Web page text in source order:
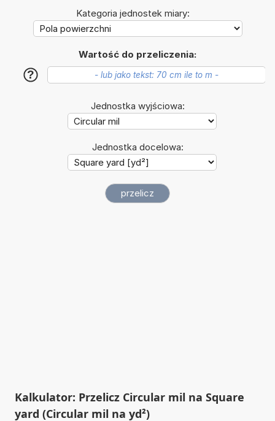
Kategoria jednostek miary:
Wartość do przeliczenia:
?
Jednostka wyjściowa:
Jednostka docelowa:
Kalkulator: Przelicz Circular mil na Square
yard (Circular mil na yd²)